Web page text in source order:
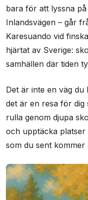
bara för att lyssna
Inlandsvägen – går
Karesuando vid
hjärtat av Sverige:
samhällen där tiden
Det är inte en väg
det är en resa för dig
rulla genom djupa
och upptäcka platser
som du sent kommer